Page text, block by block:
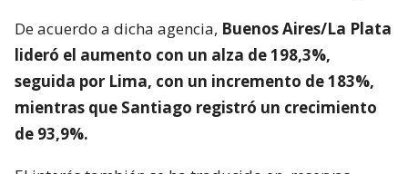
De acuerdo a dicha agencia, Buenos Aires/La Plata
lideró el aumento con un alza de 198,3%,
seguida por Lima, con un incremento de 183%,
mientras que Santiago registró un crecimiento
de 93,9%.